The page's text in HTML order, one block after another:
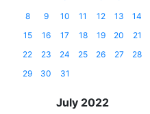
8
9 10 11 12 13
14
15
16 17 18 19 20
21
22
23 24 25 26 27
28
29
30 31
July 2022